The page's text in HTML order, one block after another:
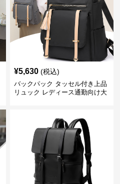
¥5,630 (税込)
バックパック タッセル付き上品
リュック レディース通勤向け大